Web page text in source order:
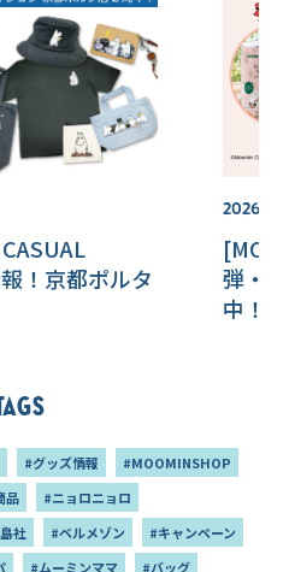
！京都ポルタ
弾・
中！
#グッズ情報
#MOOMINSHOP
品
#ニョロニョロ
社 #ベルメゾン
#キャンペーン
#ムーミンママ
#バッグ